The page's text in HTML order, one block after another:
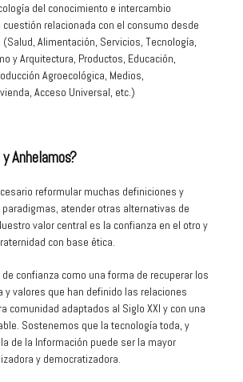
del conocimiento e intercambio
cuestión relacionada con el consumo desde
Alimentación, Servicios, Tecnología,
y Arquitectura, Productos, Educación,
Agroecológica, Medios,
Acceso Universal, etc.)
Anhelamos?
reformular muchas definiciones y
atender otras alternativas de
valor central es la confianza en el otro y
con base ética.
confianza como una forma de recuperar los
y valores que han definido las relaciones
comunidad adaptados al Siglo XXI y con una
Sostenemos que la tecnología toda, y
de la Información puede ser la mayor
y democratizadora.